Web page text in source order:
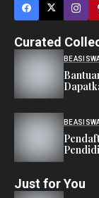
Curated
Just for You